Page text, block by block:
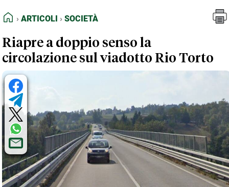
FEED RSS
NORMATIVE DEONTOLOGICHE
TERMINI e CONDIZIONI
HOME
ARTICOLI SOCIETÀ
Riapre a doppio senso la
circolazione sul viadotto Rio Torto